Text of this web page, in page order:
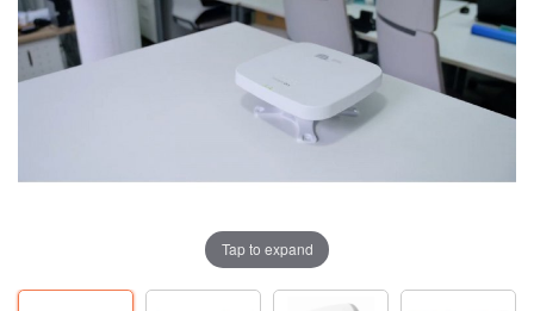
Tap to expand
Tap to expand
Tap to expand
Tap to expand
Tap to expand